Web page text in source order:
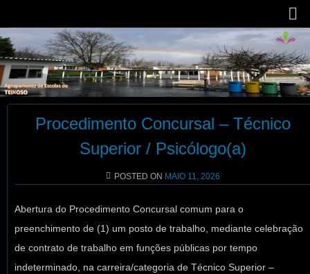
Procedimento Concursal – Técnico
Superior / Psicólogo(a)
POSTED ON MAIO 11, 2026
Abertura do Procedimento Concursal comum para o
preenchimento de (1) um posto de trabalho, mediante celebração
de contrato de trabalho em funções públicas por tempo
indeterminado, na carreira/categoria de Técnico Superior –